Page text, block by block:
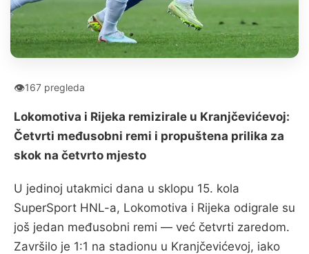
👁167 pregleda
Lokomotiva i Rijeka remizirale u Kranjčevićevoj:
Četvrti međusobni remi i propuštena prilika za
skok na četvrto mjesto
U jedinoj utakmici dana u sklopu 15. kola
SuperSport HNL-a, Lokomotiva i Rijeka odigrale su
još jedan međusobni remi — već četvrti zaredom.
Završilo je 1:1 na stadionu u Kranjčevićevoj, iako